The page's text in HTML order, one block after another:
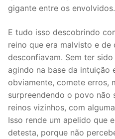
gigante entre os envolvidos.
E tudo isso descobrindo
reino que era malvisto e de
desconfiavam. Sem ter
agindo na base da intuição
obviamente, comete erros,
surpreendendo o povo não
reinos vizinhos, com
Isso rende um apelido que
detesta, porque não